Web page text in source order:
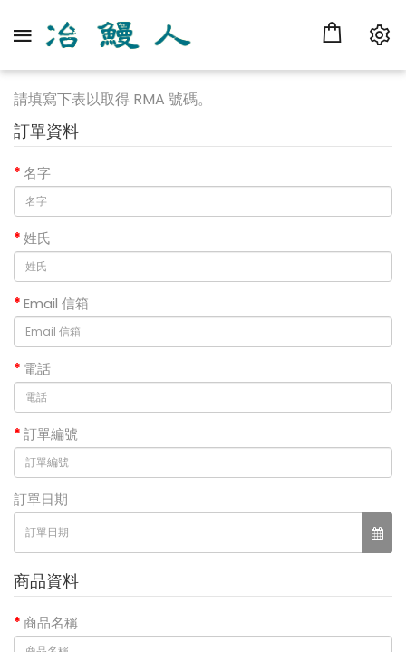
請填寫下表以取得 RMA 號碼。
訂單資料
名字
姓氏
Email 信箱
電話
訂單編號
訂單日期
商品資料
商品名稱